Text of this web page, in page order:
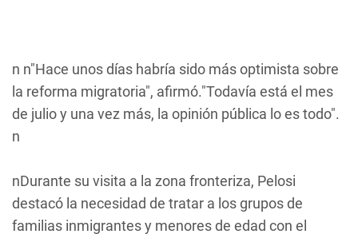
n n"Hace unos días habría sido más optimista sobre
la reforma migratoria", afirmó."Todavía está el mes
de julio y una vez más, la opinión pública lo es todo".
n
nDurante su visita a la zona fronteriza, Pelosi
destacó la necesidad de tratar a los grupos de
familias inmigrantes y menores de edad con el